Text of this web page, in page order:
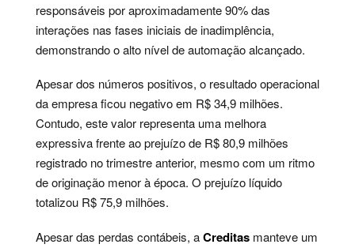
responsáveis por aproximadamente 90% das
interações nas fases iniciais de inadimplência,
demonstrando o alto nível de automação alcançado.
Apesar dos números positivos, o resultado operacional
da empresa ficou negativo em R$ 34,9 milhões.
Contudo, este valor representa uma melhora
expressiva frente ao prejuízo de R$ 80,9 milhões
registrado no trimestre anterior, mesmo com um ritmo
de originação menor à época. O prejuízo líquido
totalizou R$ 75,9 milhões.
Apesar das perdas contábeis, aCreditas manteve um